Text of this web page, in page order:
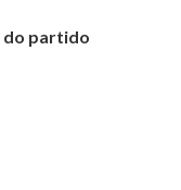
do partido